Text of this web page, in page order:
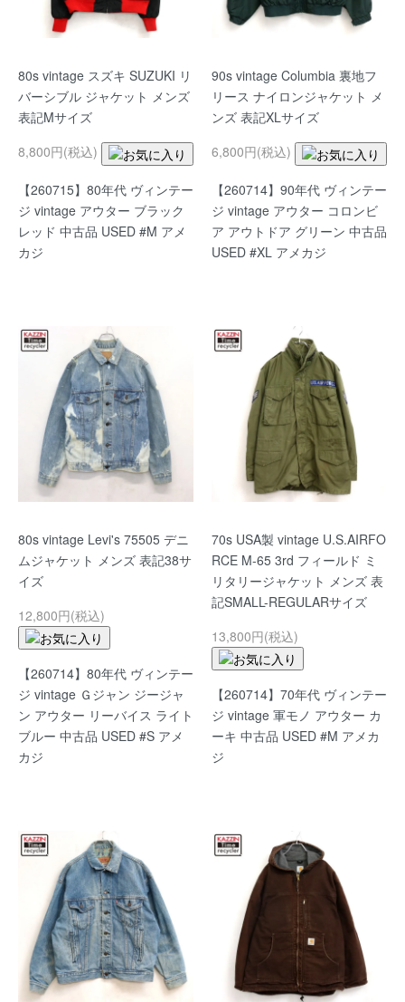
80s vintage スズキ SUZUKI リ
バーシブル ジャケット メンズ
表記Mサイズ
8,800円(税込)
【260715】80年代 ヴィンテー
ジ vintage アウター ブラック
レッド 中古品 USED #M アメ
カジ
90s vintage Columbia 裏地フ
リース ナイロンジャケット メ
ンズ 表記XLサイズ
6,800円(税込)
【260714】90年代 ヴィンテー
ジ vintage アウター コロンビ
ア アウトドア グリーン 中古品
USED #XL アメカジ
80s vintage Levi's 75505 デニ
ムジャケット メンズ 表記38サ
イズ
12,800円(税込)
【260714】80年代 ヴィンテー
ジ vintage Ｇジャン ジージャ
ン アウター リーバイス ライト
ブルー 中古品 USED #S アメ
カジ
70s USA製 vintage U.S.AIRFO
RCE M-65 3rd フィールド ミ
リタリージャケット メンズ 表
記SMALL-REGULARサイズ
13,800円(税込)
【260714】70年代 ヴィンテー
ジ vintage 軍モノ アウター カ
ーキ 中古品 USED #M アメカ
ジ